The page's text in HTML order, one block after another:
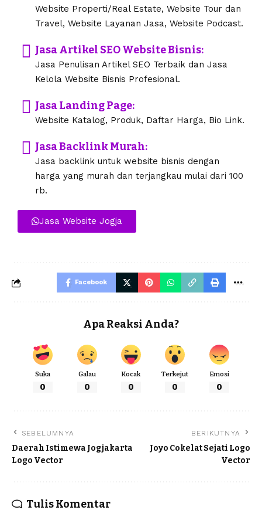
Website Properti/Real Estate, Website Tour dan
Travel, Website Layanan Jasa, Website Podcast.
Jasa Artikel SEO Website Bisnis:
Jasa Penulisan Artikel SEO Terbaik dan Jasa
Kelola Website Bisnis Profesional.
Jasa Landing Page:
Website Katalog, Produk, Daftar Harga, Bio Link.
Jasa Backlink Murah:
Jasa backlink untuk website bisnis dengan
harga yang murah dan terjangkau mulai dari 100
rb.
Jasa Website Jogja
Facebook
Apa Reaksi Anda?
Suka
0
Galau
0
Kocak
0
Terkejut
0
Emosi
0
SEBELUMNYA
Daerah Istimewa Jogjakarta
Logo Vector
BERIKUTNYA
Joyo Cokelat Sejati Logo
Vector
Tulis Komentar